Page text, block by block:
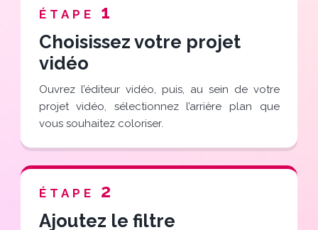
ÉTAPE 1
Choisissez votre projet
vidéo
Ouvrez l’éditeur vidéo, puis, au sein de votre
projet vidéo, sélectionnez l’arrière plan que
vous souhaitez coloriser.
ÉTAPE 2
Ajoutez le filtre